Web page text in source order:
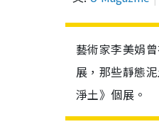
藝術家李美娟
展，那些靜態
淨土》個展。